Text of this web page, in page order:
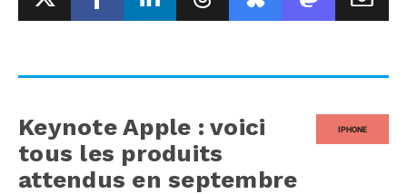
IPHONE
Keynote Apple : voici
tous les produits
attendus en septembre